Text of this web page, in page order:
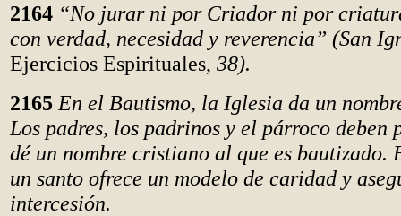
2164 “No jurar ni por Criador ni por
con verdad, necesidad y reverencia” (San
Ejercicios Espirituales, 38).
2165 En el Bautismo, la Iglesia da un
Los padres, los padrinos y el párroco deben
dé un nombre cristiano al que es bautizado.
un santo ofrece un modelo de caridad y
intercesión.